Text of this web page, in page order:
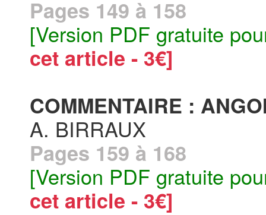
Pages 149 à 158
[Version PDF gratuite
cet article - 3€]
COMMENTAIRE :
A. BIRRAUX
Pages 159 à 168
[Version PDF gratuite
cet article - 3€]